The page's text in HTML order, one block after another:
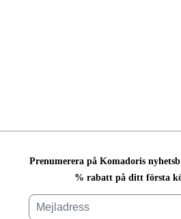
Prenumerera på Komadoris
% rabatt på ditt första